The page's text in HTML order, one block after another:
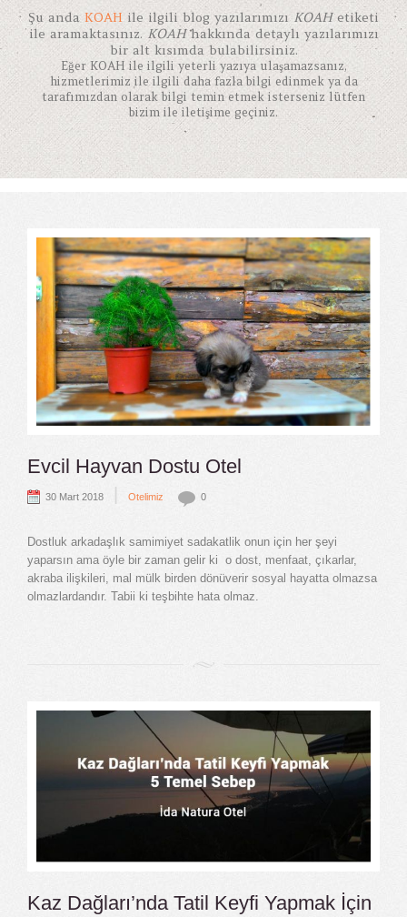
Şu anda KOAH ile ilgili blog yazılarımızı KOAHetiketi
ile aramaktasınız. KOAHhakkında detaylı yazılarımızı
bir alt kısımda bulabilirsiniz.
Eğer KOAH ile ilgili yeterli yazıya ulaşamazsanız,
hizmetlerimiz ile ilgili daha fazla bilgi edinmek ya da
tarafımızdan olarak bilgi temin etmek isterseniz lütfen
bizim ile iletişime geçiniz.
Evcil Hayvan Dostu Otel
30 Mart 2018 Otelimiz 0
Dostluk arkadaşlık samimiyet sadakatlik onun için her şeyi
yaparsın ama öyle bir zaman gelir ki o dost, menfaat, çıkarlar,
akraba ilişkileri, mal mülk birden dönüverir sosyal hayatta olmazsa
olmazlardandır. Tabii ki teşbihte hata olmaz.
Kaz Dağları’nda Tatil Keyfi Yapmak İçin